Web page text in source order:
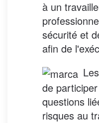
à un
sécurité et
afin de
de
questions
risques au